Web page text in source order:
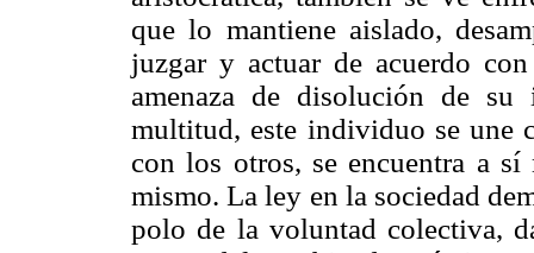
que lo mantiene aislado,
juzgar y actuar de acuerdo
amenaza de disolución de su
multitud, este individuo se une
con los otros, se encuentra a
mismo. La ley en la sociedad
polo de la voluntad colectiva,